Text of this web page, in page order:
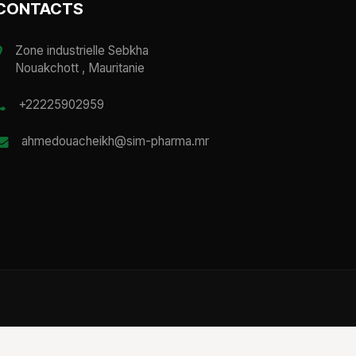
Zone industrielle Sebkha
Nouakchott , Mauritanie
+22225902959
ahmedouacheikh@sim-pharma.mr